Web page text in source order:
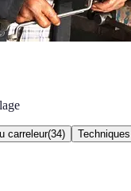
carreleur(34)